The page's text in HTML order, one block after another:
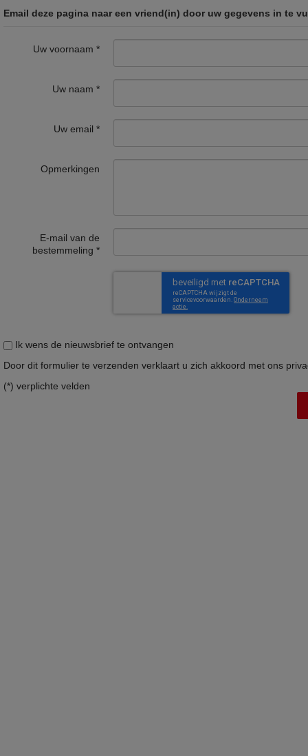
Email deze pagina naar een vriend(in) door uw gegevens in te
Uw voornaam *
Uw naam *
Uw email *
Opmerkingen
E-mail van de
bestemmeling *
Ik wens de nieuwsbrief te ontvangen
Door dit formulier te verzenden verklaart u zich akkoord met ons
(*) verplichte velden